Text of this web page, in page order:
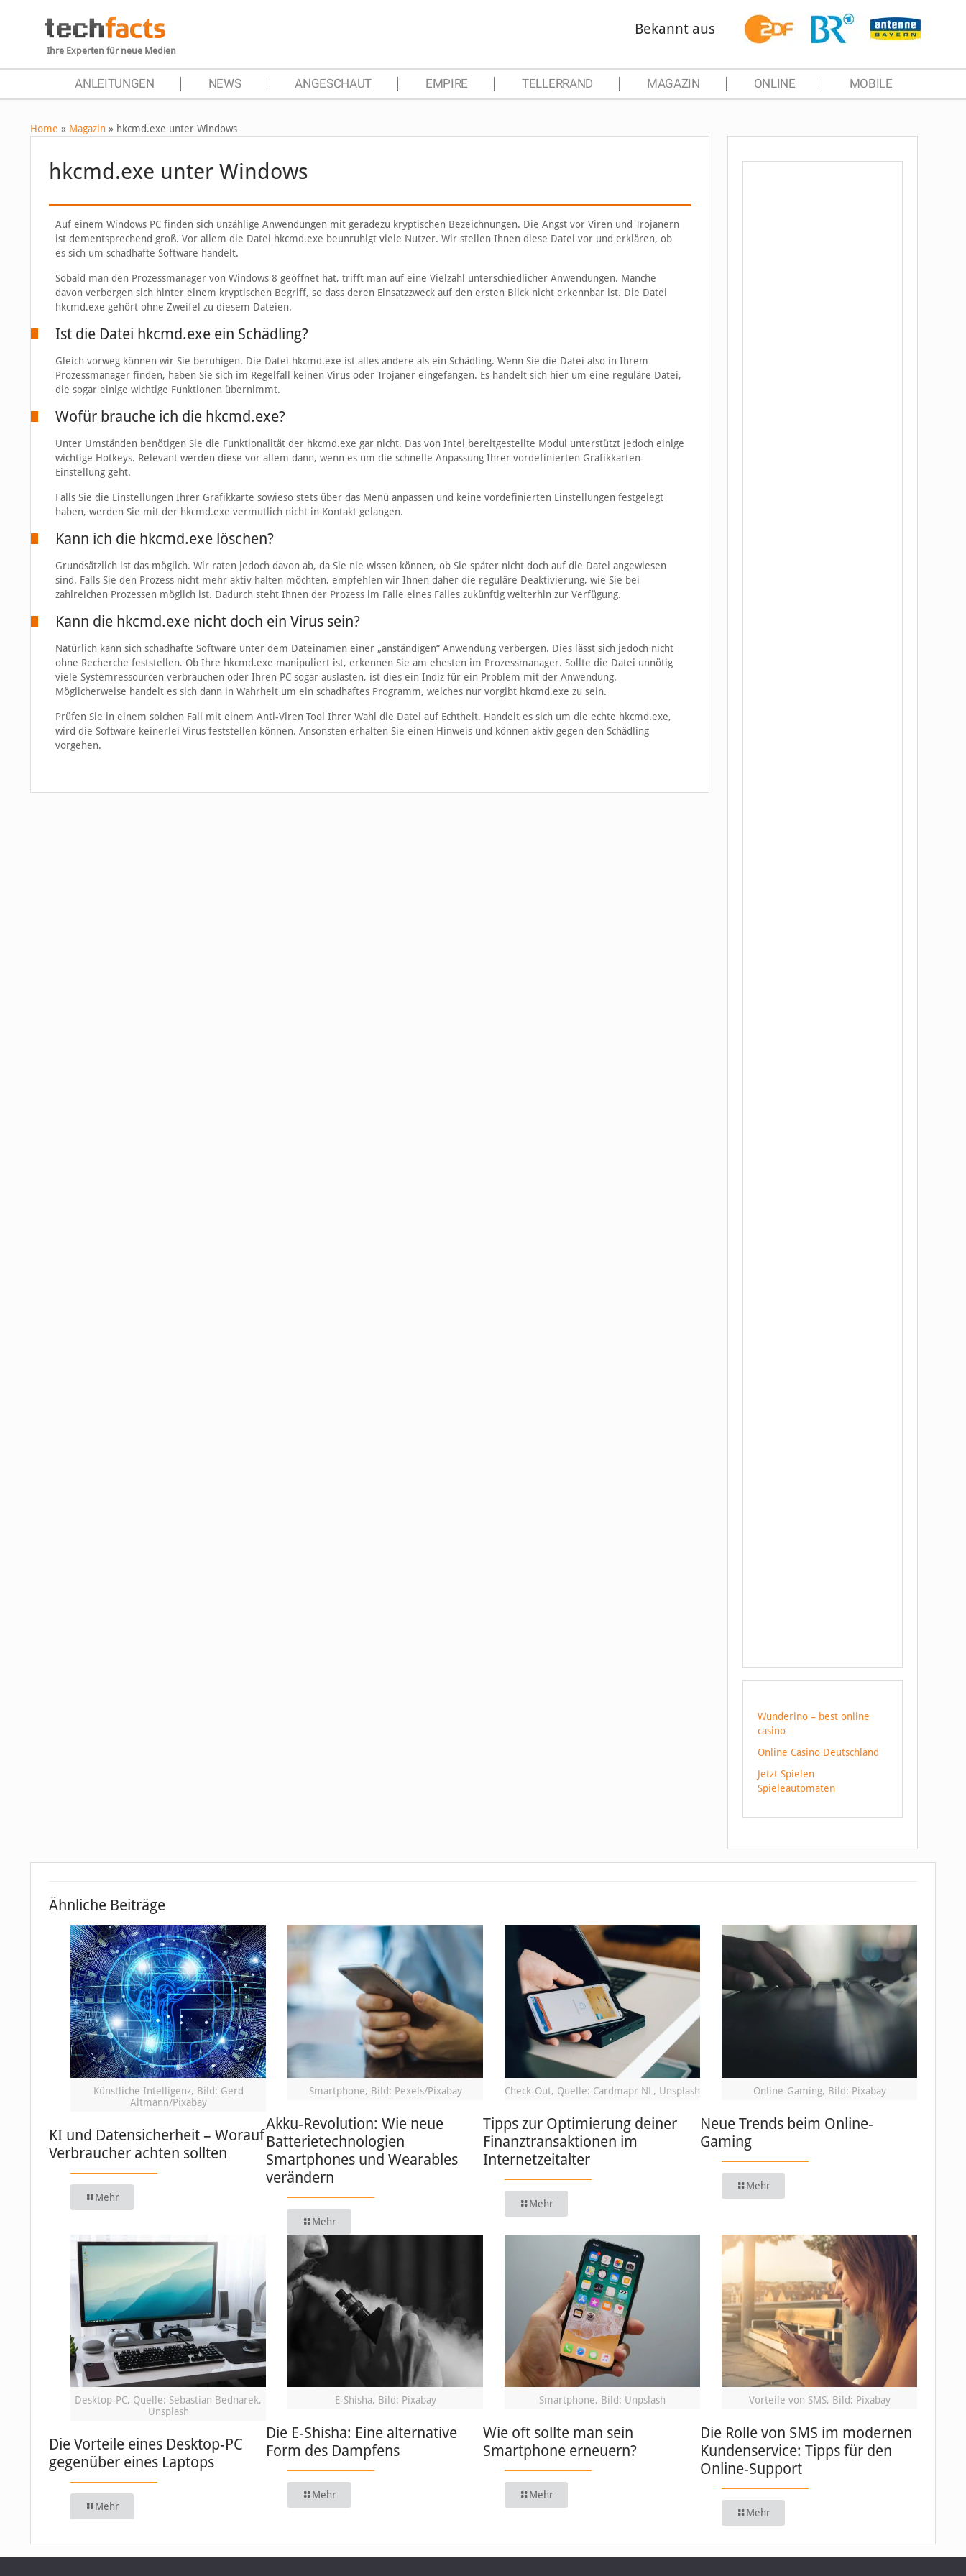
Ihre Experten für neue Medien
Bekannt aus
ANLEITUNGEN NEWS ANGESCHAUT EMPIRE TELLERRAND MAGAZIN ONLINE MOBILE
Home » Magazin » hkcmd.exe unter Windows
hkcmd.exe unter Windows
Auf einem Windows PC finden sich unzählige Anwendungen mit geradezu kryptischen Bezeichnungen. Die Angst vor Viren und Trojanern
ist dementsprechend groß. Vor allem die Datei hkcmd.exe beunruhigt viele Nutzer. Wir stellen Ihnen diese Datei vor und erklären, ob
es sich um schadhafte Software handelt.
Sobald man den Prozessmanager von Windows 8 geöffnet hat, trifft man auf eine Vielzahl unterschiedlicher Anwendungen. Manche
davon verbergen sich hinter einem kryptischen Begriff, so dass deren Einsatzzweck auf den ersten Blick nicht erkennbar ist. Die Datei
hkcmd.exe gehört ohne Zweifel zu diesem Dateien.
Ist die Datei hkcmd.exe ein Schädling?
Gleich vorweg können wir Sie beruhigen. Die Datei hkcmd.exe ist alles andere als ein Schädling. Wenn Sie die Datei also in Ihrem
Prozessmanager finden, haben Sie sich im Regelfall keinen Virus oder Trojaner eingefangen. Es handelt sich hier um eine reguläre Datei,
die sogar einige wichtige Funktionen übernimmt.
Wofür brauche ich die hkcmd.exe?
Unter Umständen benötigen Sie die Funktionalität der hkcmd.exe gar nicht. Das von Intel bereitgestellte Modul unterstützt jedoch einige
wichtige Hotkeys. Relevant werden diese vor allem dann, wenn es um die schnelle Anpassung Ihrer vordefinierten Grafikkarten-
Einstellung geht.
Falls Sie die Einstellungen Ihrer Grafikkarte sowieso stets über das Menü anpassen und keine vordefinierten Einstellungen festgelegt
haben, werden Sie mit der hkcmd.exe vermutlich nicht in Kontakt gelangen.
Kann ich die hkcmd.exe löschen?
Grundsätzlich ist das möglich. Wir raten jedoch davon ab, da Sie nie wissen können, ob Sie später nicht doch auf die Datei angewiesen
sind. Falls Sie den Prozess nicht mehr aktiv halten möchten, empfehlen wir Ihnen daher die reguläre Deaktivierung, wie Sie bei
zahlreichen Prozessen möglich ist. Dadurch steht Ihnen der Prozess im Falle eines Falles zukünftig weiterhin zur Verfügung.
Kann die hkcmd.exe nicht doch ein Virus sein?
Natürlich kann sich schadhafte Software unter dem Dateinamen einer „anständigen“ Anwendung verbergen. Dies lässt sich jedoch nicht
ohne Recherche feststellen. Ob Ihre hkcmd.exe manipuliert ist, erkennen Sie am ehesten im Prozessmanager. Sollte die Datei unnötig
viele Systemressourcen verbrauchen oder Ihren PC sogar auslasten, ist dies ein Indiz für ein Problem mit der Anwendung.
Möglicherweise handelt es sich dann in Wahrheit um ein schadhaftes Programm, welches nur vorgibt hkcmd.exe zu sein.
Prüfen Sie in einem solchen Fall mit einem Anti-Viren Tool Ihrer Wahl die Datei auf Echtheit. Handelt es sich um die echte hkcmd.exe,
wird die Software keinerlei Virus feststellen können. Ansonsten erhalten Sie einen Hinweis und können aktiv gegen den Schädling
vorgehen.
Wunderino – best online
casino
Online Casino Deutschland
Jetzt Spielen
Spieleautomaten
Ähnliche Beiträge
Künstliche Intelligenz, Bild: Gerd
Altmann/Pixabay
KI und Datensicherheit – Worauf
Verbraucher achten sollten
Mehr
Smartphone, Bild: Pexels/Pixabay
Akku-Revolution: Wie neue
Batterietechnologien
Smartphones und Wearables
verändern
Mehr
Check-Out, Quelle: Cardmapr NL, Unsplash
Tipps zur Optimierung deiner
Finanztransaktionen im
Internetzeitalter
Mehr
Online-Gaming, Bild: Pixabay
Neue Trends beim Online-
Gaming
Mehr
Desktop-PC, Quelle: Sebastian Bednarek,
Unsplash
Die Vorteile eines Desktop-PC
gegenüber eines Laptops
Mehr
E-Shisha, Bild: Pixabay
Die E-Shisha: Eine alternative
Form des Dampfens
Mehr
Smartphone, Bild: Unpslash
Wie oft sollte man sein
Smartphone erneuern?
Mehr
Vorteile von SMS, Bild: Pixabay
Die Rolle von SMS im modernen
Kundenservice: Tipps für den
Online-Support
Mehr